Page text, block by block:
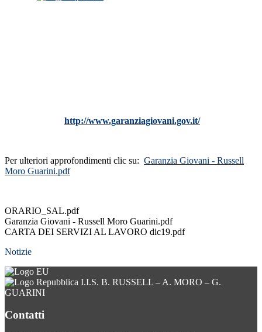
http://www.garanziagiovani.gov.it/
Per ulteriori approfondimenti clic su: Garanzia Giovani - Russell
Moro Guarini.pdf
ORARIO_SAL.pdf
Garanzia Giovani - Russell Moro Guarini.pdf
CARTA DEI SERVIZI AL LAVORO dic19.pdf
Notizie
I.I.S. B. RUSSELL – A. MORO – G.
GUARINI
Contatti